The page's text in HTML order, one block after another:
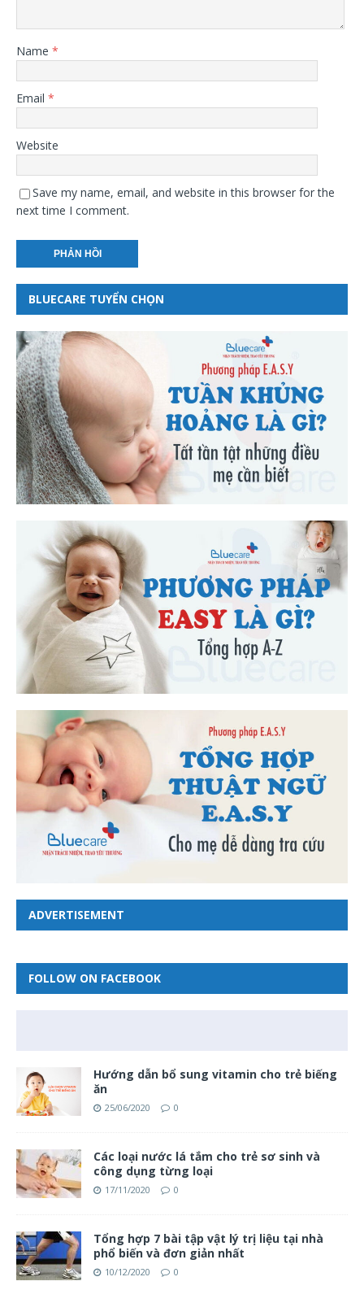
Name *
Email *
Website
Save my name, email, and website in this browser for the
next time I comment.
BLUECARE TUYỂN CHỌN
ADVERTISEMENT
FOLLOW ON FACEBOOK
Hướng dẫn bổ sung vitamin cho trẻ biếng
ăn
25/06/2020 0
Các loại nước lá tắm cho trẻ sơ sinh và
công dụng từng loại
17/11/2020 0
Tổng hợp 7 bài tập vật lý trị liệu tại nhà
phổ biến và đơn giản nhất
10/12/2020 0